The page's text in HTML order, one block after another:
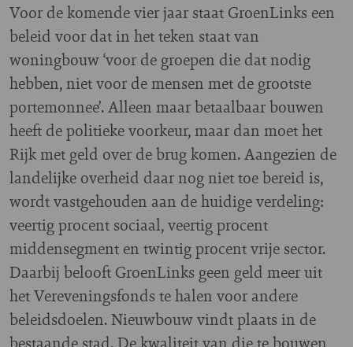
Voor de komende vier jaar staat GroenLinks een
beleid voor dat in het teken staat van
woningbouw ‘voor de groepen die dat nodig
hebben, niet voor de mensen met de grootste
portemonnee’. Alleen maar betaalbaar bouwen
heeft de politieke voorkeur, maar dan moet het
Rijk met geld over de brug komen. Aangezien de
landelijke overheid daar nog niet toe bereid is,
wordt vastgehouden aan de huidige verdeling:
veertig procent sociaal, veertig procent
middensegment en twintig procent vrije sector.
Daarbij belooft GroenLinks geen geld meer uit
het Vereveningsfonds te halen voor andere
beleidsdoelen. Nieuwbouw vindt plaats in de